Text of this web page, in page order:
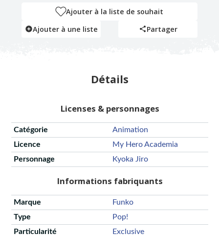
Ajouter à la liste de souhait
Ajouter à une liste
Partager
Détails
Licenses & personnages
Catégorie
Animation
Licence
My Hero Academia
Personnage
Kyoka Jiro
Informations fabriquants
Marque
Funko
Type
Pop!
Particularité
Exclusive